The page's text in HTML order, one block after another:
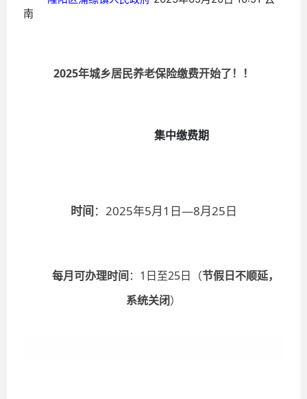
南
2025年城乡居民养老保险缴费开始了！！
集中缴费期
时间： 2025年5月1日—8月25日
每月可办理时间： 1日至25日（节假日不顺延，
系统关闭）